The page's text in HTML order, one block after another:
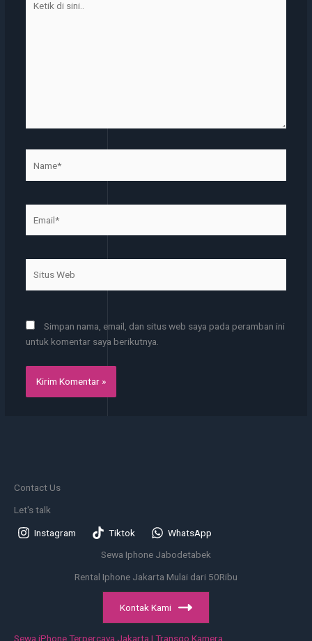
Web
Simpan nama, email, dan situs web saya pada peramban ini
untuk komentar saya berikutnya.
Contact Us
Let's talk
Instagram Tiktok
WhatsApp
Sewa Iphone Jabodetabek
Rental Iphone Jakarta Mulai dari 50Ribu
Kontak Kami
Sewa iPhone Terpercaya Jakarta | Transgo Kamera